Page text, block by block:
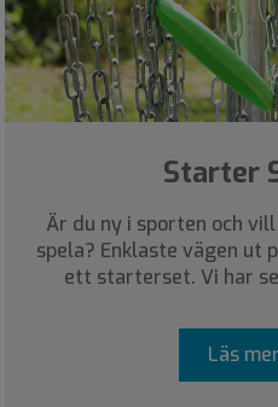
Starter
Är du ny i sporten och vill
spela? Enklaste vägen ut
ett starterset. Vi har
Läs mer